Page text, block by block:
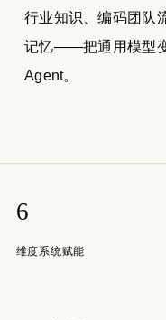
行业知识、编码团队
记忆——把通用模型
Agent。
6
维度系统赋能